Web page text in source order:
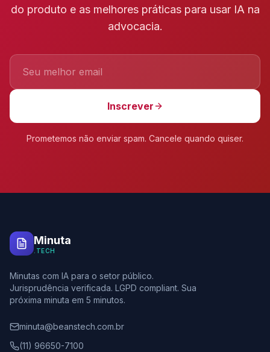
do produto e as melhores práticas para usar IA na
advocacia.
Inscrever
Prometemos não enviar spam. Cancele quando quiser.
Minuta
.TECH
Minutas com IA para o setor público.
Jurisprudência verificada. LGPD compliant. Sua
próxima minuta em 5 minutos.
minuta@beanstech.com.br
(11) 96650-7100